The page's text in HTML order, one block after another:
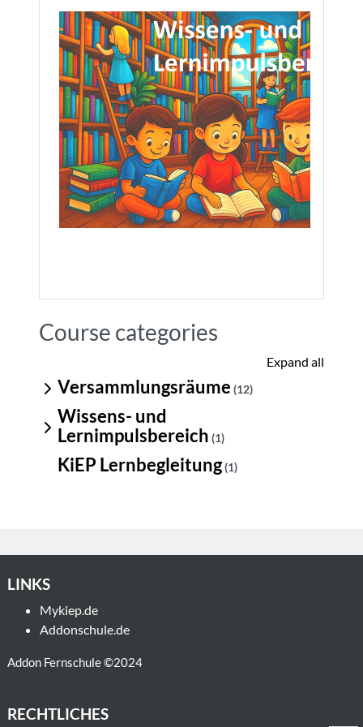
Course categories
Expand all
Versammlungsräume (12)
Wissens- und
Lernimpulsbereich (1)
KiEP Lernbegleitung(1)
LINKS
Mykiep.de
Addonschule.de
Addon Fernschule ©2024
RECHTLICHES